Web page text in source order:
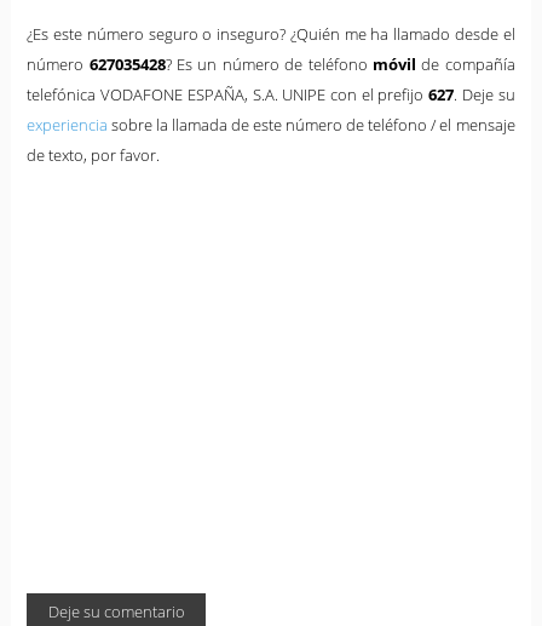
¿Es este número seguro o inseguro? ¿Quién me ha llamado desde el
número 627035428? Es un número de teléfono móvil de compañía
telefónica VODAFONE ESPAÑA, S.A. UNIPE con el prefijo627. Deje su
experiencia sobre la llamada de este número de teléfono / el mensaje
de texto, por favor.
Deje su comentario